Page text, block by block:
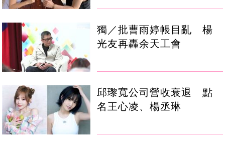
獨／批曹雨婷帳目亂 楊
光友再轟余天工會
邱瓈寬公司營收衰退 點
名王心凌、楊丞琳